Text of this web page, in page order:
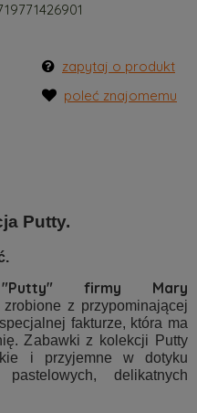
zapytaj o produkt
poleć znajomemu
Putty.
"Putty"
firmy Mary
z przypominającej
fakturze, która ma
Zabawki z kolekcji Putty
i przyjemne w dotyku
delikatnych